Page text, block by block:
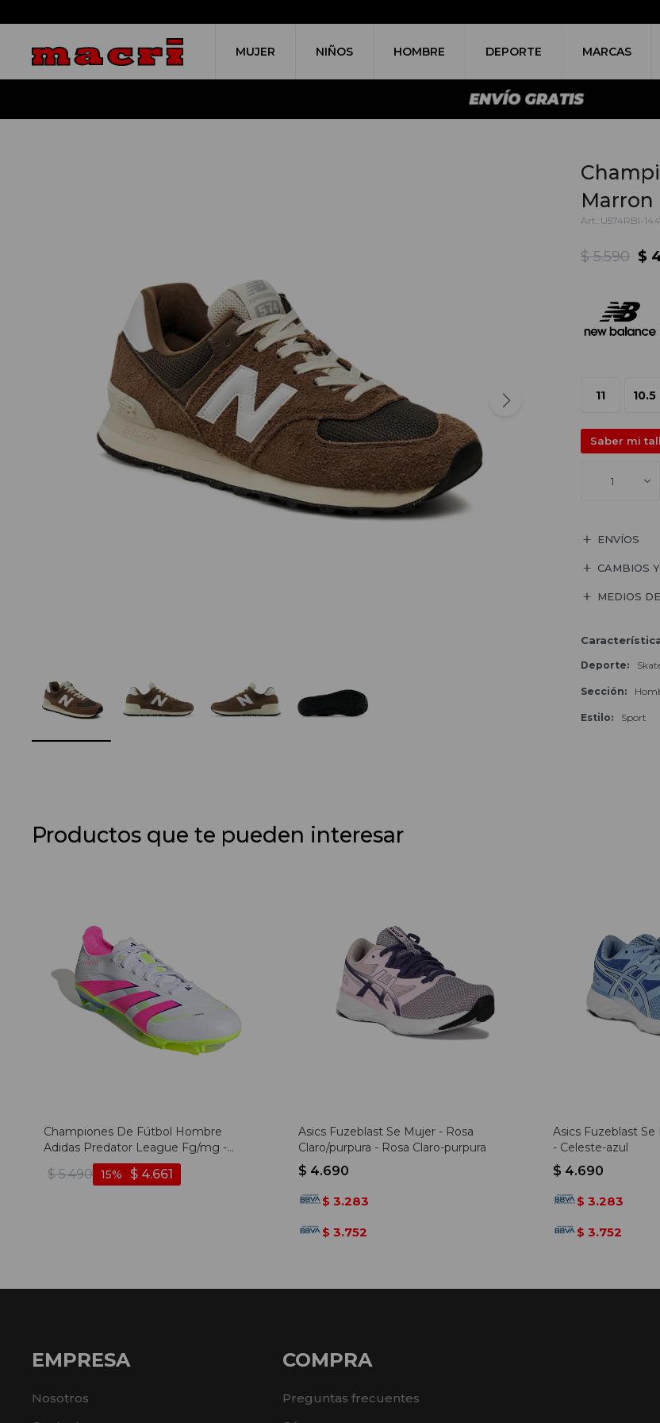
MUJER NIÑOS HOMBRE DEPORTE MARCAS
Marron
U574RBI-
$
$ 5.590
11 10.5
Saber mi
1
ENVÍOS
CAMBIOS
MEDIOS
Deporte
Sección
Estilo Sport
Productos que te pueden interesar
Championes De Fútbol Hombre
Adidas Predator League Fg/mg -
Blanco-rosado
$ 5.490 $ 4.661
15
Asics Fuzeblast Se Mujer - Rosa
Claro/purpura - Rosa Claro-purpura
$ 4.690
$ 3.283
$ 3.752
Asics Fuzeblast
- Celeste-azul
$ 4.690
$ 3.283
$ 3.752
EMPRESA
Nosotros
COMPRA
Preguntas frecuentes